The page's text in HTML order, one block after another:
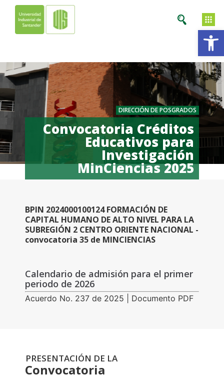
DIRECCIÓN DE POSGRADOS
Convocatoria Créditos
Educativos para
Investigación
MinCiencias 2025
BPIN 2024000100124 FORMACIÓN DE
CAPITAL HUMANO DE ALTO NIVEL PARA LA
SUBREGIÓN 2 CENTRO ORIENTE NACIONAL -
convocatoria 35 de MINCIENCIAS
Calendario de admisión para el primer
periodo de 2026
Acuerdo No. 237 de 2025 | Documento PDF
PRESENTACIÓN DE LA
Convocatoria